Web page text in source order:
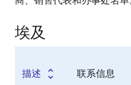
埃及
描述 联系信息